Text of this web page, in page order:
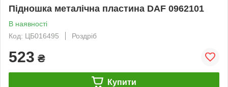
Підношка металічна пластина DAF 0962101
В наявності
Код: ЦБ016495
Роздріб
523 ₴
Купити